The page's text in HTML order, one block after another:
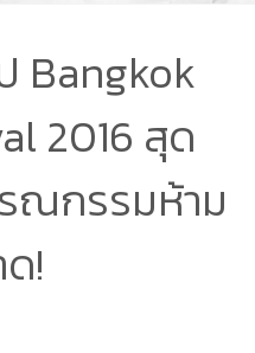
Bangkok
2016 สุด
ณกรรมห้าม
!